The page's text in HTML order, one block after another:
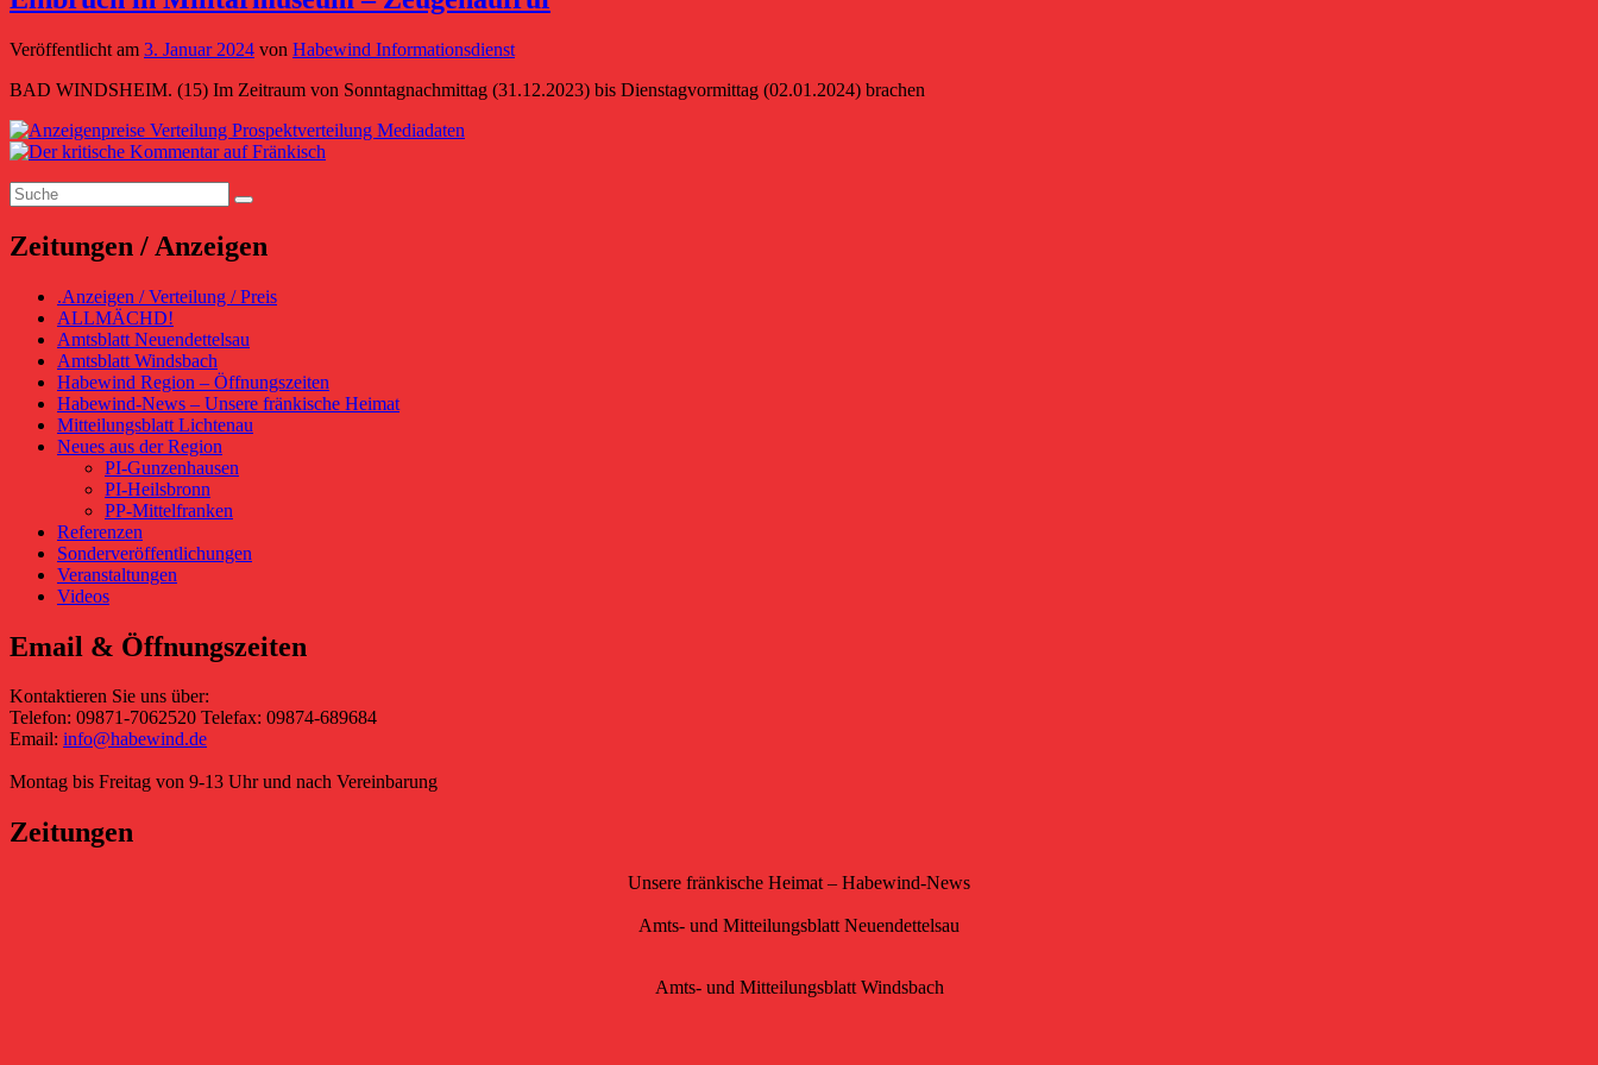
Veröffentlicht am 3. Januar 2024 von Habewind Informationsdienst
BAD WINDSHEIM. (15) Im Zeitraum von Sonntagnachmittag (31.12.2023) bis Dienstagvormittag (02.01.2024) brachen
Primärer
Seitenleisten-
Widgetbereich
Suchen
nach:
Suchen
Zeitungen / Anzeigen
.Anzeigen / Verteilung / Preis
ALLMÄCHD!
Amtsblatt Neuendettelsau
Amtsblatt Windsbach
Habewind Region – Öffnungszeiten
Habewind-News – Unsere fränkische Heimat
Mitteilungsblatt Lichtenau
Neues aus der Region
PI-Gunzenhausen
PI-Heilsbronn
PP-Mittelfranken
Referenzen
Sonderveröffentlichungen
Veranstaltungen
Videos
Email & Öffnungszeiten
Kontaktieren Sie uns über:
Telefon: 09871-7062520 Telefax: 09874-689684
Email: info@habewind.de
Montag bis Freitag von 9-13 Uhr und nach Vereinbarung
Zeitungen
Unsere fränkische Heimat – Habewind-News
Amts- und Mitteilungsblatt Neuendettelsau
Amts- und Mitteilungsblatt Windsbach